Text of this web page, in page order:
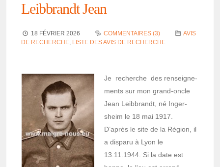
Leib­brandt Jean
18 FÉVRIER 2026 COMMENTAIRES (3)
AVIS
DE RECHERCHE, LISTE DES AVIS DE RECHERCHE
Je recherche des rensei­gne­
ments sur mon grand-oncle
Jean Leib­brandt, né Inger­
sheim le 18 mai 1917.
D’après le site de la Région, il
a disparu à Lyon le
13.11.1944. Si la date est